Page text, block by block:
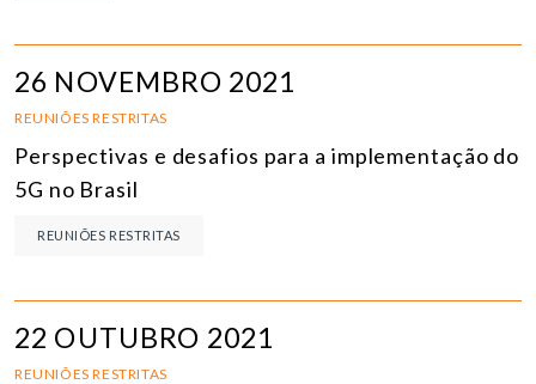
26 NOVEMBRO 2021
REUNIÕES RESTRITAS
Perspectivas e desafios para a implementação do
5G no Brasil
REUNIÕES RESTRITAS
22 OUTUBRO 2021
REUNIÕES RESTRITAS